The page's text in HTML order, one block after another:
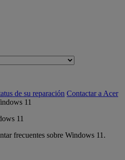
de su reparación Contactar a Acer
11
frecuentes sobre Windows 11.